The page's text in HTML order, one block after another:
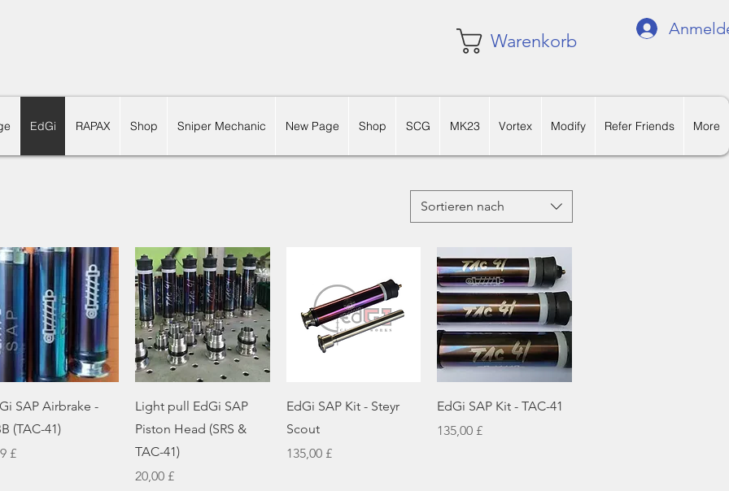
Warenkorb
EdGi RAPAX Shop Sniper Mechanic New Page Shop SCG MK23 Vortex Modify Refer Friends More
Sortieren nach
Schnellansicht
SAP Airbrake -
(TAC-41)
£
Schnellansicht
Light pull EdGi SAP
Piston Head (SRS &
TAC-41)
Preis
20,00 £
Schnellansicht
EdGi SAP Kit - Steyr
Scout
Preis
135,00 £
Schnellansicht
EdGi SAP Kit - TAC-41
Preis
135,00 £